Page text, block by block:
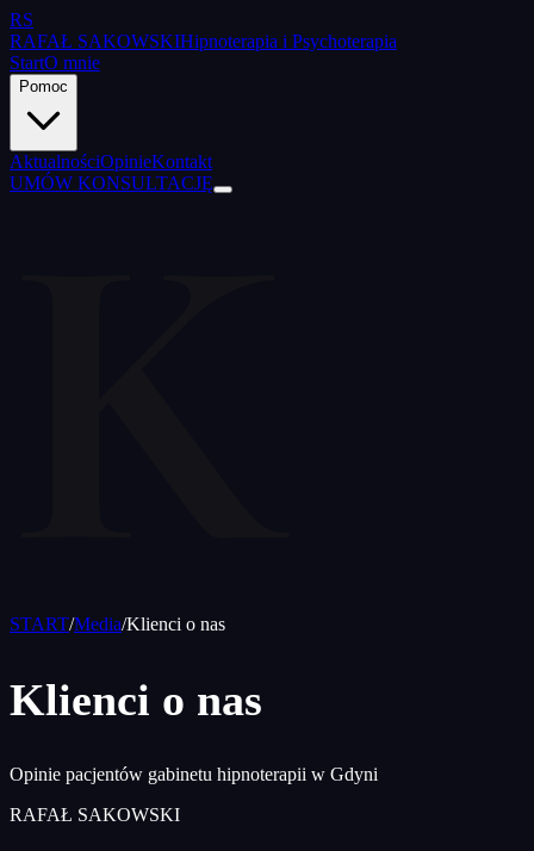
RS
RAFAŁ SAKOWSKIHipnoterapia i Psychoterapia
StartO mnie
Pomoc
AktualnościOpinieKontakt
UMÓW KONSULTACJĘ
START/Media/Klienci o nas
Klienci o nas
Opinie pacjentów gabinetu hipnoterapii w Gdyni
RAFAŁ SAKOWSKI